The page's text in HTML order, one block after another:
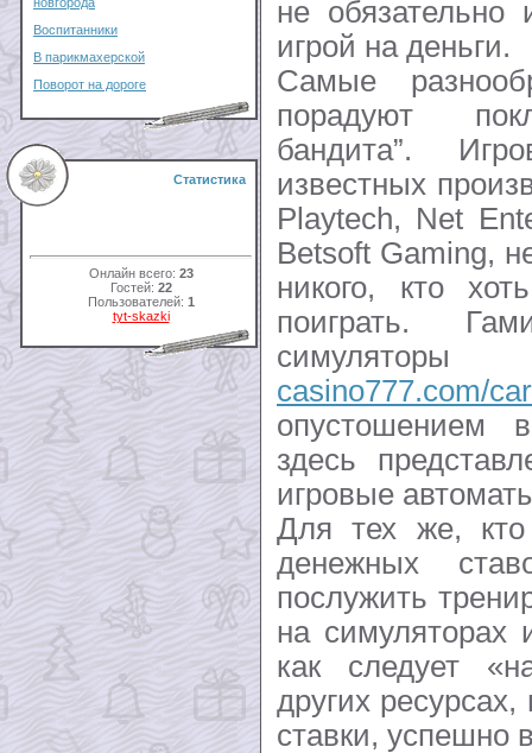
Воспитанники
В парикмахерской
Поворот на дороге
Статистика
Онлайн всего: 23
Гостей: 22
Пользователей: 1
tyt-skazki
не обязательно
игрой на деньги.
Самые
порадуют
бандита”.
известных
Playtech, Net
Betsoft Gaming,
никого, кто
поиграть.
casino777.com/
опустошением
здесь
игровые
Для тех же,
денежных
послужить
на симуляторах
как следует
других
ставки, успешно